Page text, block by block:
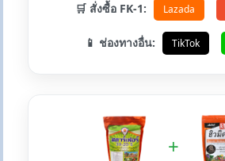
🛒 สั่งซื้อ FK-1: Lazada
📱 ช่องทางอื่น: TikTok
+